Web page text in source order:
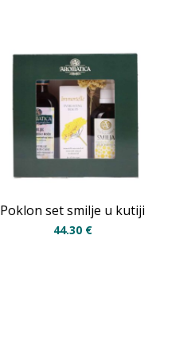
Poklon set smilje u kutiji
44.30 €